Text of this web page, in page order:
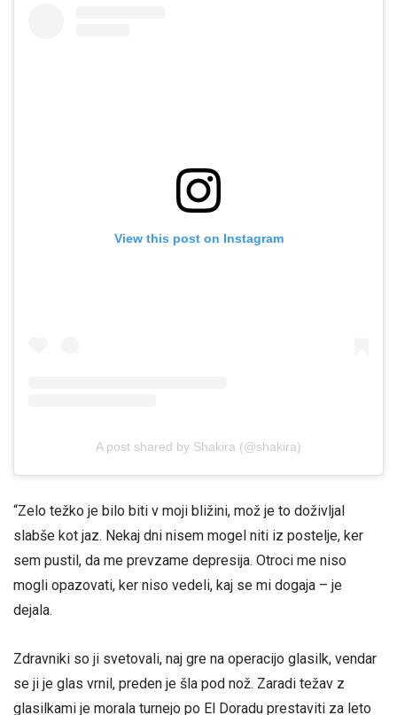
View this post on Instagram
A post shared by Shakira (@shakira)
“Zelo težko je bilo biti v moji bližini, mož je to doživljal
slabše kot jaz. Nekaj ​​dni nisem mogel niti iz postelje, ker
sem pustil, da me prevzame depresija. Otroci me niso
mogli opazovati, ker niso vedeli, kaj se mi dogaja – je
dejala.
Zdravniki so ji svetovali, naj gre na operacijo glasilk, vendar
se ji je glas vrnil, preden je šla pod nož. Zaradi težav z
glasilkami je morala turnejo po El Doradu prestaviti za leto